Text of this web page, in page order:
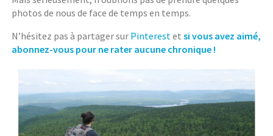
photos de nous de face de temps en temps.
N’hésitez pas à partager sur Pinterestet si vous avez aimé,
abonnez-vous pour ne rater aucune chronique !